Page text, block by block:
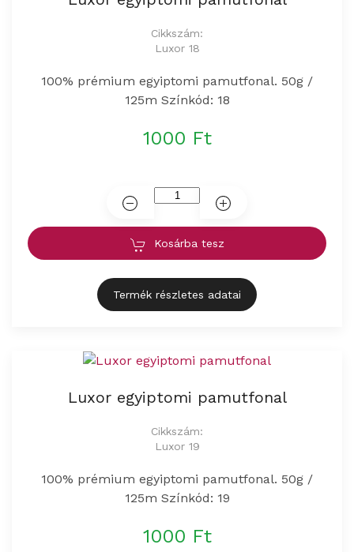
Cikkszám:
Luxor 18
100% prémium egyiptomi pamutfonal. 50g /
125m Színkód: 18
1000 Ft
Kosárba tesz
Termék részletes adatai
Luxor egyiptomi pamutfonal
Cikkszám:
Luxor 19
100% prémium egyiptomi pamutfonal. 50g /
125m Színkód: 19
1000 Ft